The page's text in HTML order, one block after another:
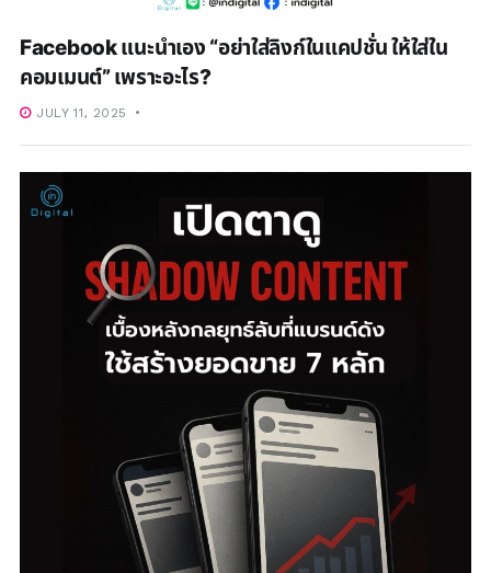
Facebook แนะนำเอง “อย่าใส่ลิงก์ในแคปชั่น ให้ใส่ใน
คอมเมนต์” เพราะอะไร?
JULY 11, 2025